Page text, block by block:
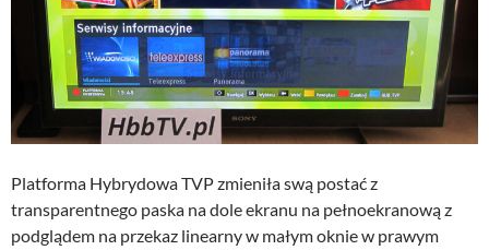
Platforma Hybrydowa TVP zmieniła swą postać z
transparentnego paska na dole ekranu na pełnoekranową z
podglądem na przekaz linearny w małym oknie w prawym